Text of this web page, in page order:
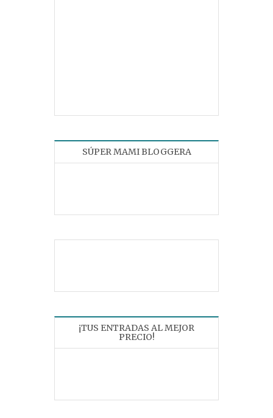
SÚPER MAMI BLOGGERA
¡TUS ENTRADAS AL MEJOR
PRECIO!